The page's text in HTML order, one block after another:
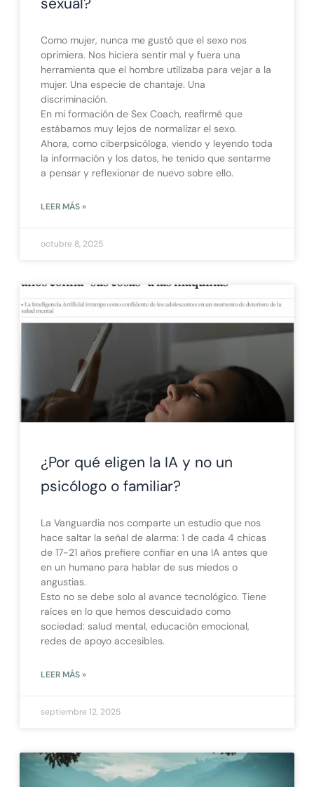
Como mujer, nunca me gustó que el sexo nos
oprimiera. Nos hiciera sentir mal y fuera una
herramienta que el hombre utilizaba para vejar a la
mujer. Una especie de chantaje. Una
discriminación.
En mi formación de Sex Coach, reafirmé que
estábamos muy lejos de normalizar el sexo.
Ahora, como ciberpsicóloga, viendo y leyendo toda
la información y los datos, he tenido que sentarme
a pensar y reflexionar de nuevo sobre ello.
LEER MÁS »
octubre 8, 2025
¿Por qué eligen la IA y no un
psicólogo o familiar?
La Vanguardia nos comparte un estudio que nos
hace saltar la señal de alarma: 1 de cada 4 chicas
de 17-21 años prefiere confiar en una IA antes que
en un humano para hablar de sus miedos o
angustias.
Esto no se debe solo al avance tecnológico. Tiene
raíces en lo que hemos descuidado como
sociedad: salud mental, educación emocional,
redes de apoyo accesibles.
LEER MÁS »
septiembre 12, 2025